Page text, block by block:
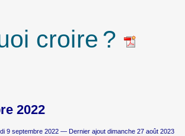
croire ?
2022
9 septembre 2022 — Dernier ajout dimanche 27 août 2023